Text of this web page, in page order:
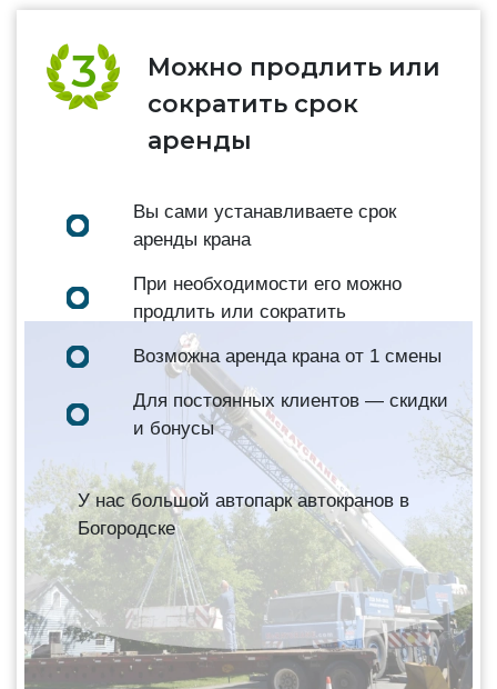
Можно продлить или
сократить срок
аренды
Вы сами устанавливаете срок
аренды крана
При необходимости его можно
продлить или сократить
Возможна аренда крана от 1 смены
Для постоянных клиентов — скидки
и бонусы
У нас большой автопарк автокранов в
Богородске